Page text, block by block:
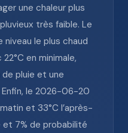
une chaleur plus
très faible. Le
le plus chaud
en minimale,
de pluie et une
Enfin, le 2026-06-20
et 33°C l’après-
et 7% de probabilité